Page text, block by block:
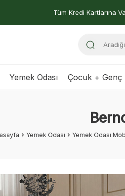
Tüm Kredi Kartlarına
Yemek Odası Çocuk + Genç
Yemek Odası Yemek Odası